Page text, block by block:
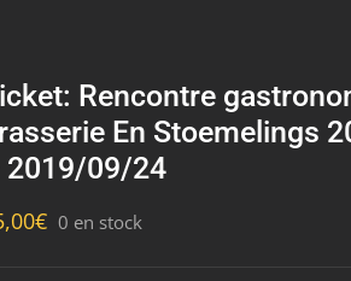
Rencontre
En Stoemelings
2019/09/24
€ 0 en stock